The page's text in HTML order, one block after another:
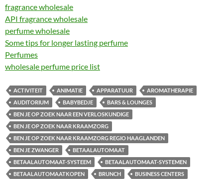
fragrance wholesale
API fragrance wholesale
perfume wholesale
Some tips for longer lasting perfume
Perfumes
wholesale perfume price list
ACTIVITEIT ANIMATIE APPARATUUR
AROMATHERAPIE
AUDITORIUM
BABYBEDJE
BARS & LOUNGES
BEN JE OP ZOEK NAAR EEN VERLOSKUNDIGE
BEN JE OP ZOEK NAAR KRAAMZORG
BEN JE OP ZOEK NAAR KRAAMZORG REGIO HAAGLANDEN
BEN JE ZWANGER
BETAALAUTOMAAT
BETAALAUTOMAAT-SYSTEEM
BETAALAUTOMAAT-SYSTEMEN
BETAALAUTOMAATKOPEN
BRUNCH
BUSINESS CENTERS